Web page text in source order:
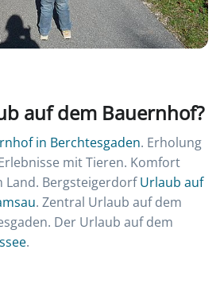
auf dem Bauernhof?
in Berchtesgaden. Erholung
mit Tieren. Komfort
Land. BergsteigerdorfUrlaub auf
. Zentral Urlaub auf dem
Der Urlaub auf dem
.